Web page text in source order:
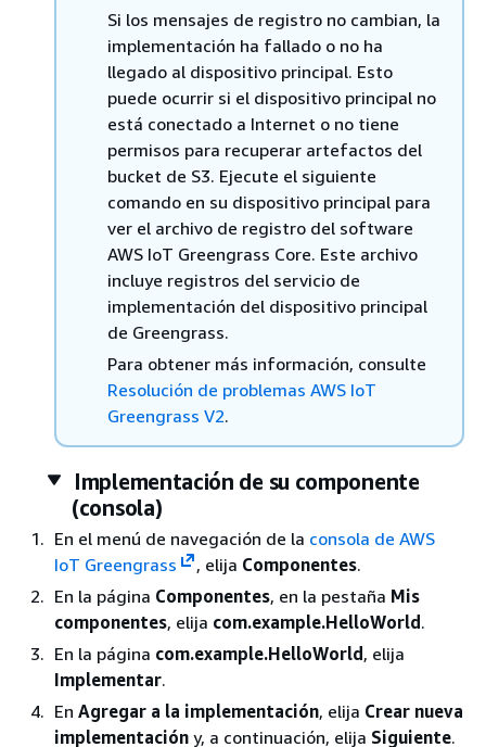
Si los mensajes de registro no cambian, la
implementación ha fallado o no ha
llegado al dispositivo principal. Esto
puede ocurrir si el dispositivo principal no
está conectado a Internet o no tiene
permisos para recuperar artefactos del
bucket de S3. Ejecute el siguiente
comando en su dispositivo principal para
ver el archivo de registro del software
AWS IoT Greengrass Core. Este archivo
incluye registros del servicio de
implementación del dispositivo principal
de Greengrass.
Para obtener más información, consulte
Resolución de problemas AWS IoT
Greengrass V2.
Implementación de su componente
(consola)
En el menú de navegación de la consola de AWS
IoT Greengrass
, elija Componentes.
En la página Componentes, en la pestaña Mis
componentes, elija com.example.HelloWorld .
En la página com.example.HelloWorld , elija
Implementar.
En Agregar a la implementación, elija Crear nueva
implementación y, a continuación, elija Siguiente.